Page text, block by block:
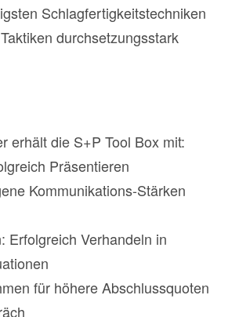
Schlagfertigkeitstechniken
durchsetzungsstark
erhält die S+P Tool Box mit:
Präsentieren
Kommunikations-Stärken
Erfolgreich Verhandeln in
für höhere Abschlussquoten